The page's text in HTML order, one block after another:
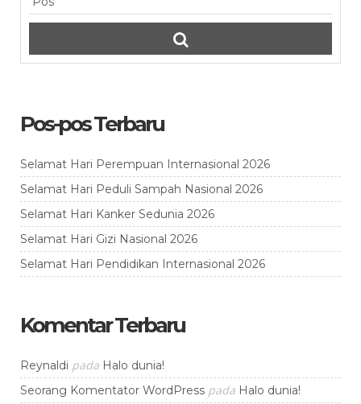
Pos-pos Terbaru
Selamat Hari Perempuan Internasional 2026
Selamat Hari Peduli Sampah Nasional 2026
Selamat Hari Kanker Sedunia 2026
Selamat Hari Gizi Nasional 2026
Selamat Hari Pendidikan Internasional 2026
Komentar Terbaru
Reynaldi pada Halo dunia!
Seorang Komentator WordPress pada Halo dunia!